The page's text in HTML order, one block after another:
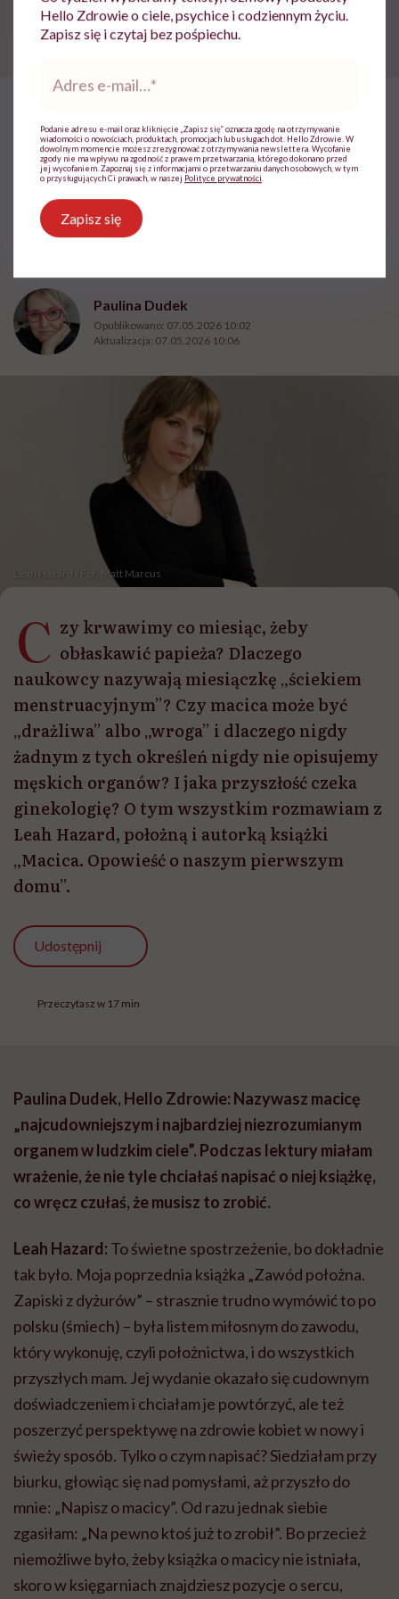
skonsultować się z lekarzem.
HelloZdrowie › Zdrowie › Okres › Leah Hazard: „Gdyby to
Leah Hazard: „Gdyby to
mężczyźni doświadczali
okresów, od dawna byłyby
Paulina Dudek
Opublikowano: 07.05.2026 10:02
Aktualizacja: 07.05.2026 10:06
Leah Hazard / Fot. Matt Marcus
C zy krwawimy co miesiąc, żeby
obłaskawić papieża? Dlaczego
naukowcy nazywają miesiączkę „ściekiem
menstruacyjnym”? Czy macica może być
„drażliwa” albo „wroga” i dlaczego nigdy
żadnym z tych określeń nigdy nie opisujemy
męskich organów? I jaka przyszłość czeka
ginekologię? O tym wszystkim rozmawiam z
Leah Hazard, położną i autorką książki
„Macica. Opowieść o naszym pierwszym
domu”.
Udostępnij
Przeczytasz w 17 min
Paulina Dudek, Hello Zdrowie: Nazywasz macicę
„najcudowniejszym i najbardziej niezrozumianym
organem w ludzkim ciele”. Podczas lektury miałam
wrażenie, że nie tyle chciałaś napisać o niej książkę,
co wręcz czułaś, że musisz to zrobić.
Leah Hazard: To świetne spostrzeżenie, bo dokładnie
tak było. Moja poprzednia książka „Zawód położna.
Zapiski z dyżurów” – strasznie trudno wymówić to po
polsku (śmiech) – była listem miłosnym do zawodu,
który wykonuję, czyli położnictwa, i do wszystkich
przyszłych mam. Jej wydanie okazało się cudownym
doświadczeniem i chciałam je powtórzyć, ale też
poszerzyć perspektywę na zdrowie kobiet w nowy i
świeży sposób. Tylko o czym napisać? Siedziałam przy
biurku, głowiąc się nad pomysłami, aż przyszło do
mnie: „Napisz o macicy”. Od razu jednak siebie
zgasiłam: „Na pewno ktoś już to zrobił”. Bo przecież
niemożliwe było, żeby książka o macicy nie istniała,
skoro w księgarniach znajdziesz pozycje o sercu,
Hello Zdrowie o ciele, psychice i codziennym życiu.
Zapisz się i czytaj bez pośpiechu.
*
Podanie adresu e-mail oraz kliknięcie „Zapisz się” oznacza zgodę na otrzymywanie
wiadomości o nowościach, produktach, promocjach lub usługach dot. Hello Zdrowie. W
dowolnym momencie możesz zrezygnować z otrzymywania newslettera. Wycofanie
zgody nie ma wpływu na zgodność z prawem przetwarzania, którego dokonano przed
jej wycofaniem. Zapoznaj się z informacjami o przetwarzaniu danych osobowych, w tym
o przysługujących Ci prawach, w naszej Polityce prywatności
Zapisz się